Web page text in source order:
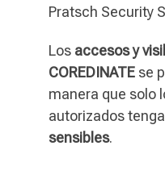
Pratsch Security
Los accesos y
COREDINATE se
manera que solo
autorizados
sensibles.